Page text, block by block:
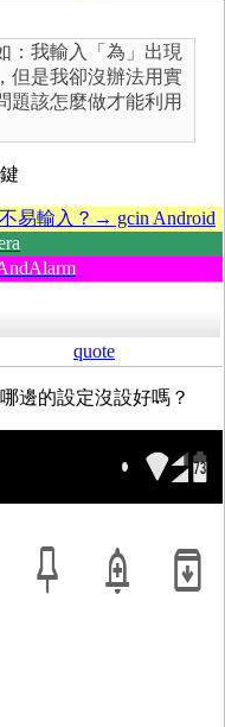
：我輸入「為」出現
但是我卻沒辦法用實
題該怎麼做才能利用
易輸入？→ gcin Android
quote
邊的設定沒設好嗎？